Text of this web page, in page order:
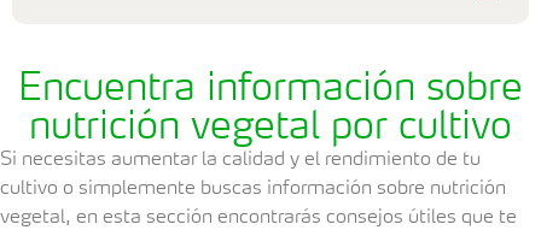
Encuentra información sobre
nutrición vegetal por cultivo
Si necesitas aumentar la calidad y el rendimiento de tu
cultivo o simplemente buscas información sobre nutrición
vegetal, en esta sección encontrarás consejos útiles que te